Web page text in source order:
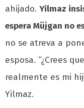
ahijado. Yilmaz
espera Müjgan no
no se atreva a
esposa. “¿Crees
realmente es mi
Yilmaz.